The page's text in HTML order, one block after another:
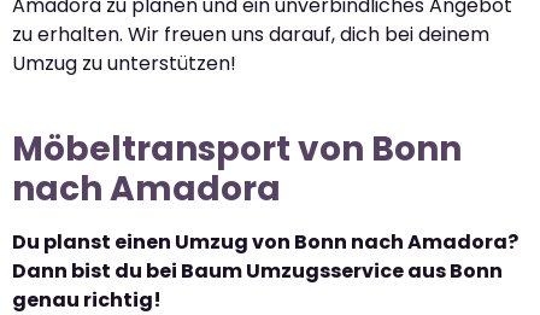
zu erhalten. Wir freuen uns darauf, dich bei deinem
Umzug zu unterstützen!
Möbeltransport von Bonn
nach Amadora
Du planst einen Umzug von Bonn nach Amadora?
Dann bist du bei Baum Umzugsservice aus Bonn
genau richtig!